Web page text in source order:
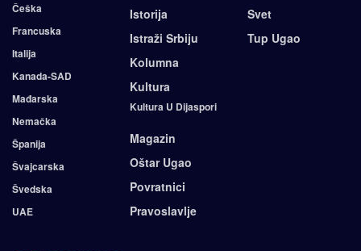
Češka
Francuska
Italija
Kanada-SAD
Mađarska
Nemačka
Španija
Švajcarska
Švedska
UAE
Istorija
Istraži Srbiju
Kolumna
Kultura
Kultura U Dijaspori
Magazin
Oštar Ugao
Povratnici
Pravoslavlje
Svet
Tup Ugao